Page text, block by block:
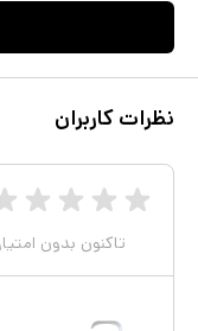
نظرات کاربران
تاکنون بدون امتیاز